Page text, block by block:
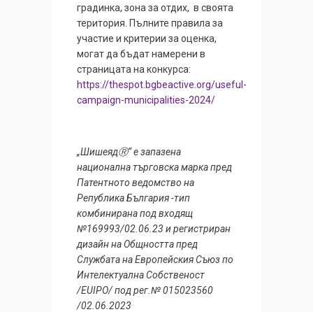
градинка, зона за отдих, в своята
територия. Пълните правила за
участие и критерии за оценка,
могат да бъдат намерени в
страницата на конкурса:
https://thespot.bgbeactive.org/useful-
campaign-municipalities-2024/
„ШишеядⓇ“ е запазена
национална търговска марка пред
Патентното ведомство на
Република България -тип
комбинирана под входящ
№169993/02.06.23 и регистриран
дизайн на Общността пред
Службата на Европейския Съюз по
Интелектуална Собственост
/EUIPO/ под рег.№ 015023560
/02.06.2023